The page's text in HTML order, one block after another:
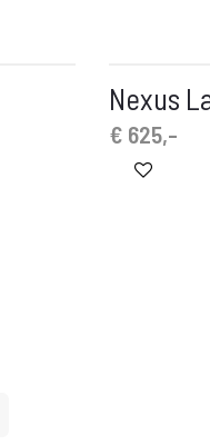
Nexus
€ 625,-